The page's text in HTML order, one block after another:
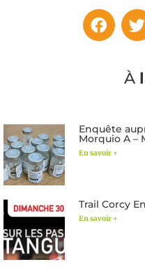
À
Enquête
Morquio A –
En savoir +
Trail Corcy
En savoir +